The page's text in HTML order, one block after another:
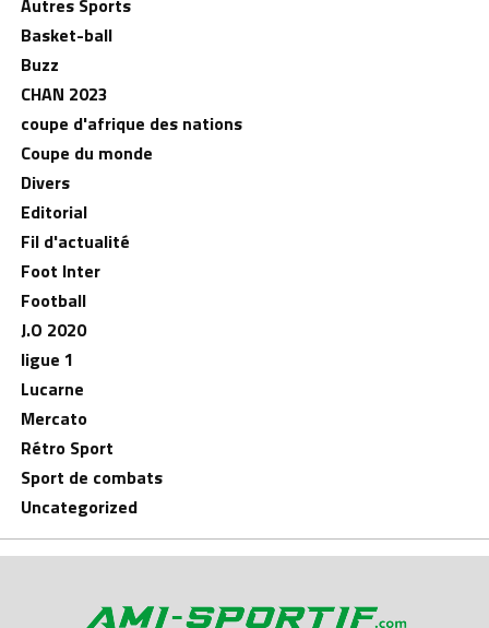
Autres Sports
Basket-ball
Buzz
CHAN 2023
coupe d'afrique des nations
Coupe du monde
Divers
Editorial
Fil d'actualité
Foot Inter
Football
J.O 2020
ligue 1
Lucarne
Mercato
Rétro Sport
Sport de combats
Uncategorized